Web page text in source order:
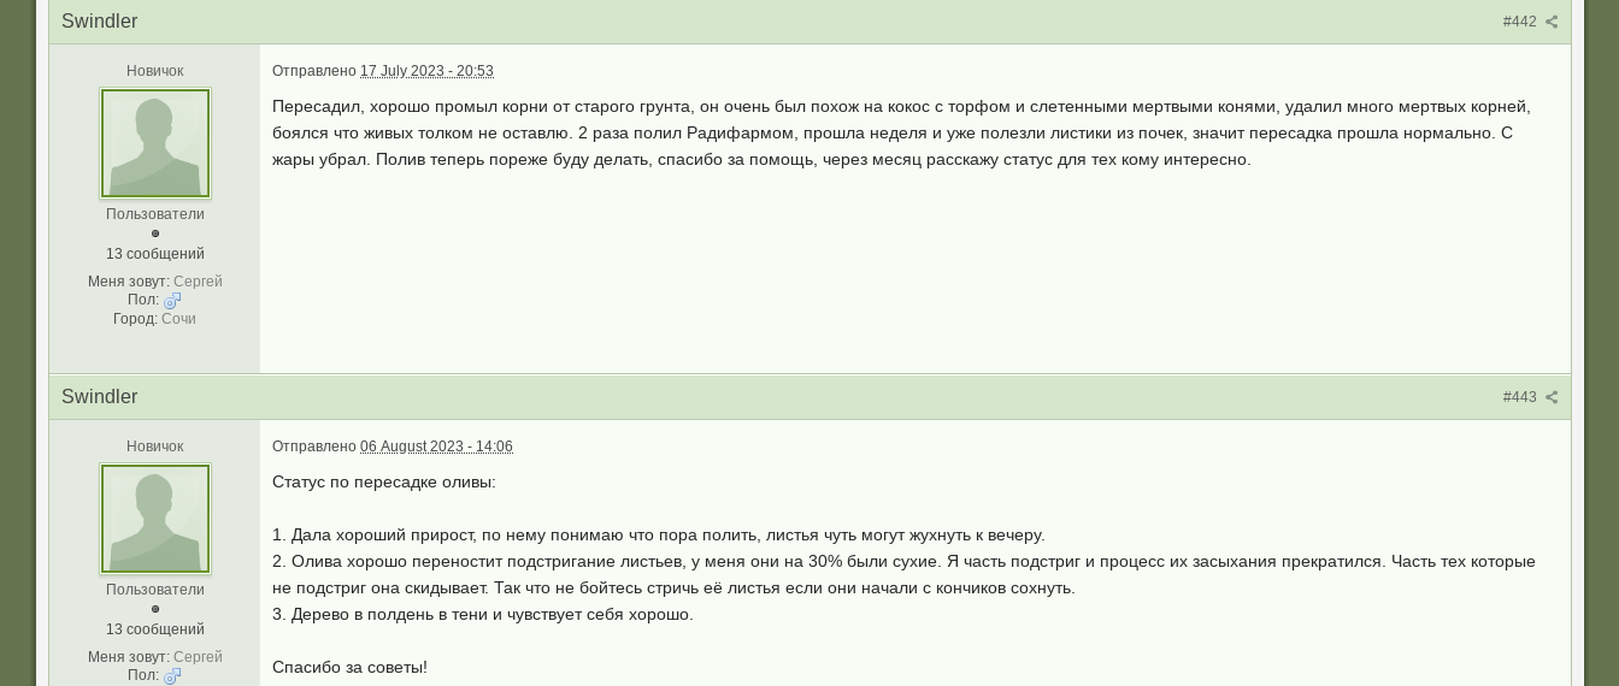
#442
Swindler
Новичок
Пользователи
13 сообщений
Меня зовут: Сергей
Пол:
Город: Сочи
Отправлено 17 July 2023 - 20:53
Пересадил, хорошо промыл корни от старого грунта, он очень был похож на кокос с торфом и слетенными мертвыми конями, удалил много мертвых корней,
боялся что живых толком не оставлю. 2 раза полил Радифармом, прошла неделя и уже полезли листики из почек, значит пересадка прошла нормально. С
жары убрал. Полив теперь пореже буду делать, спасибо за помощь, через месяц расскажу статус для тех кому интересно.
#443
Swindler
Новичок
Пользователи
13 сообщений
Меня зовут: Сергей
Пол:
Отправлено 06 August 2023 - 14:06
Статус по пересадке оливы:
1. Дала хороший прирост, по нему понимаю что пора полить, листья чуть могут жухнуть к вечеру.
2. Олива хорошо переностит подстригание листьев, у меня они на 30% были сухие. Я часть подстриг и процесс их засыхания прекратился. Часть тех которые
не подстриг она скидывает. Так что не бойтесь стричь её листья если они начали с кончиков сохнуть.
3. Дерево в полдень в тени и чувствует себя хорошо.
Спасибо за советы!